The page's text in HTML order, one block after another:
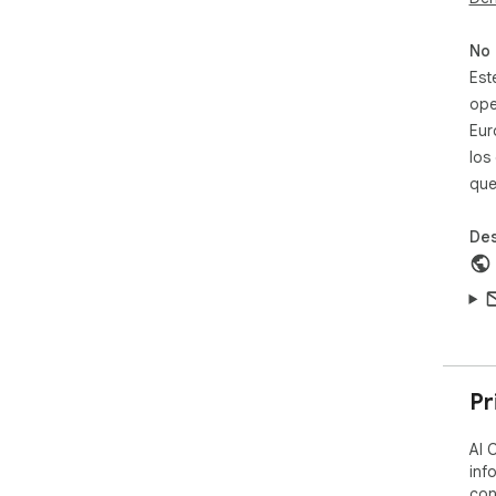
No
los
AI